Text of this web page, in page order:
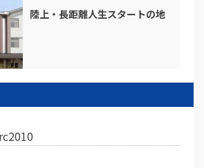
陸上・長距離人生スタートの地